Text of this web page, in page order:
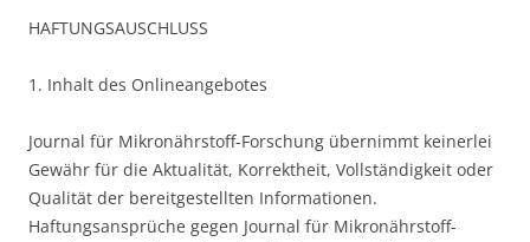
HAFTUNGSAUSCHLUSS
1. Inhalt des Onlineangebotes
Journal für Mikronährstoff-Forschung übernimmt keinerlei
Gewähr für die Aktualität, Korrektheit, Vollständigkeit oder
Qualität der bereitgestellten Informationen.
Haftungsansprüche gegen Journal für Mikronährstoff-